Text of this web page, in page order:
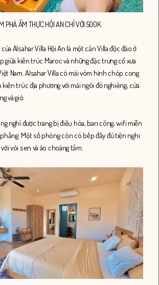
PHÁ ẨM THỰC HỘI AN CHỈ VỚI 500K
Alsahar Villa Hội An là một căn Villa độc đáo ở
giữa kiến trúc Maroc và những đặc trưng cổ xưa
Nam. Alsahar Villa có mái vòm hình chóp cong
trúc địa phương với mái ngói đỏ nghiêng, cửa
và gió.
nghỉ được trang bị điều hòa, ban công, wifi miễn
Một số phòng còn có bếp đầy đủ tiện nghi
vòi sen và áo choàng tắm.